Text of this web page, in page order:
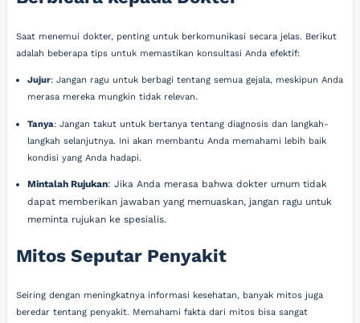
Saat menemui dokter, penting untuk berkomunikasi secara jelas. Berikut
adalah beberapa tips untuk memastikan konsultasi Anda efektif:
Jujur: Jangan ragu untuk berbagi tentang semua gejala, meskipun Anda
merasa mereka mungkin tidak relevan.
Tanya: Jangan takut untuk bertanya tentang diagnosis dan langkah-
langkah selanjutnya. Ini akan membantu Anda memahami lebih baik
kondisi yang Anda hadapi.
Mintalah Rujukan: Jika Anda merasa bahwa dokter umum tidak
dapat memberikan jawaban yang memuaskan, jangan ragu untuk
meminta rujukan ke spesialis.
Mitos Seputar Penyakit
Seiring dengan meningkatnya informasi kesehatan, banyak mitos juga
beredar tentang penyakit. Memahami fakta dari mitos bisa sangat